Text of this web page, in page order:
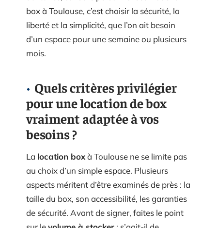
box à Toulouse, c’est choisir la sécurité, la
liberté et la simplicité, que l’on ait besoin
d’un espace pour une semaine ou plusieurs
mois.
Quels critères privilégier
pour une location de box
vraiment adaptée à vos
besoins ?
La location boxà Toulouse ne se limite pas
au choix d’un simple espace. Plusieurs
aspects méritent d’être examinés de près : la
taille du box, son accessibilité, les garanties
de sécurité. Avant de signer, faites le point